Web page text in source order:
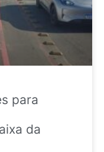
para
da